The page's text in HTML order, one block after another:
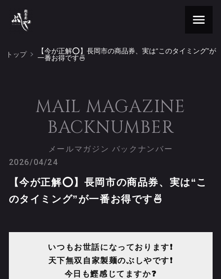
トップ
【今が正解⭕️】長岡市の商品券、実は“このタイミング”が
一番お得です🍜
MAIL MAGAZINE
BACKNUMBER
メールマガジン バックナンバー
2026/04/24
【今が正解⭕️】長岡市の商品券、実は“こ
のタイミング”が一番お得です🍜
いつもお世話になっております❗️
天下無双自家製麺のぶしやです❗️
今日も鰹感じてますか❓